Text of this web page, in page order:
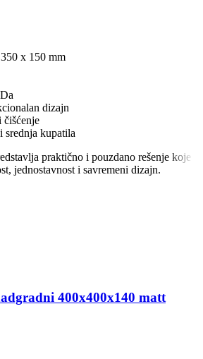
x 150 mm
dizajn
čišćenje
srednja kupatila
praktično i pouzdano rešenje koje
jednostavnost i savremeni dizajn.
400x400x140 matt